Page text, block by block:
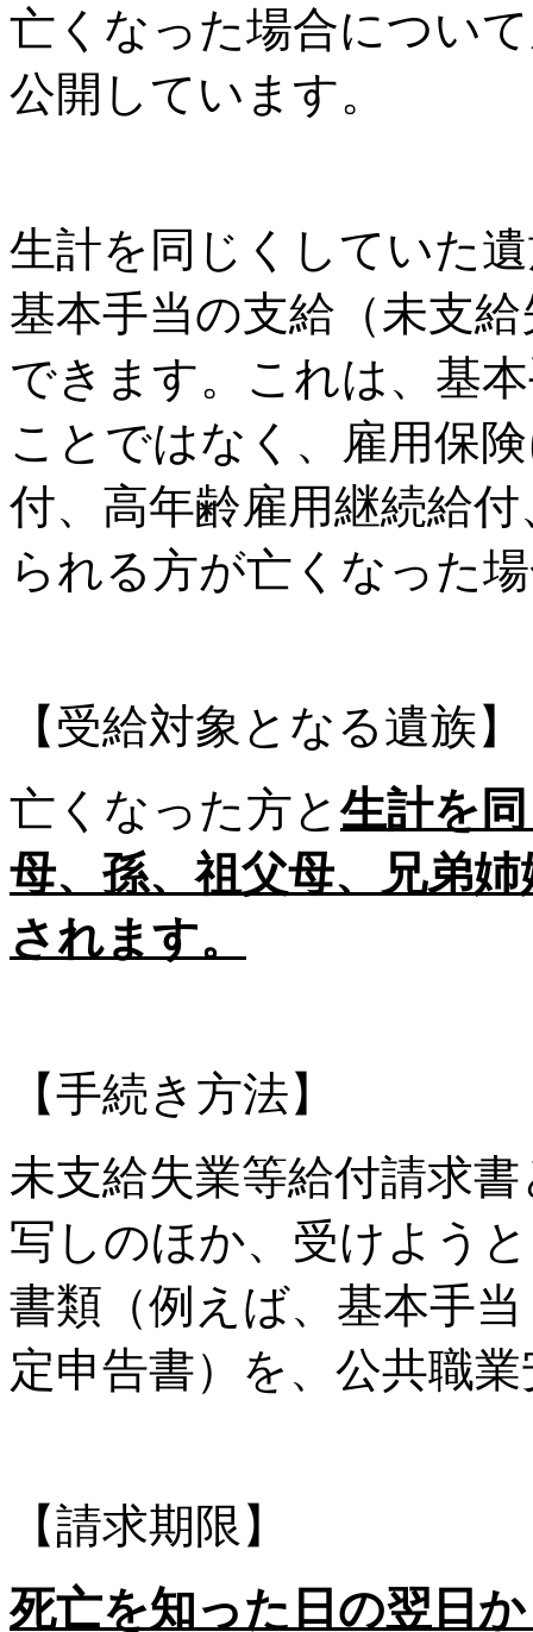
亡くなった場合につい
公開しています。
生計を同じくしていた
基本手当の支給（未支
できます。これは、基
ことではなく、雇用保
付、高年齢雇用継続給
られる方が亡くなった
【受給対象となる遺族】
亡くなった方と生計を
母、孫、祖父母、兄弟
されます。
【手続き方法】
未支給失業等給付請求
写しのほか、受けよう
書類（例えば、基本手
定申告書）を、公共職
【請求期限】
死亡を知った日の翌日